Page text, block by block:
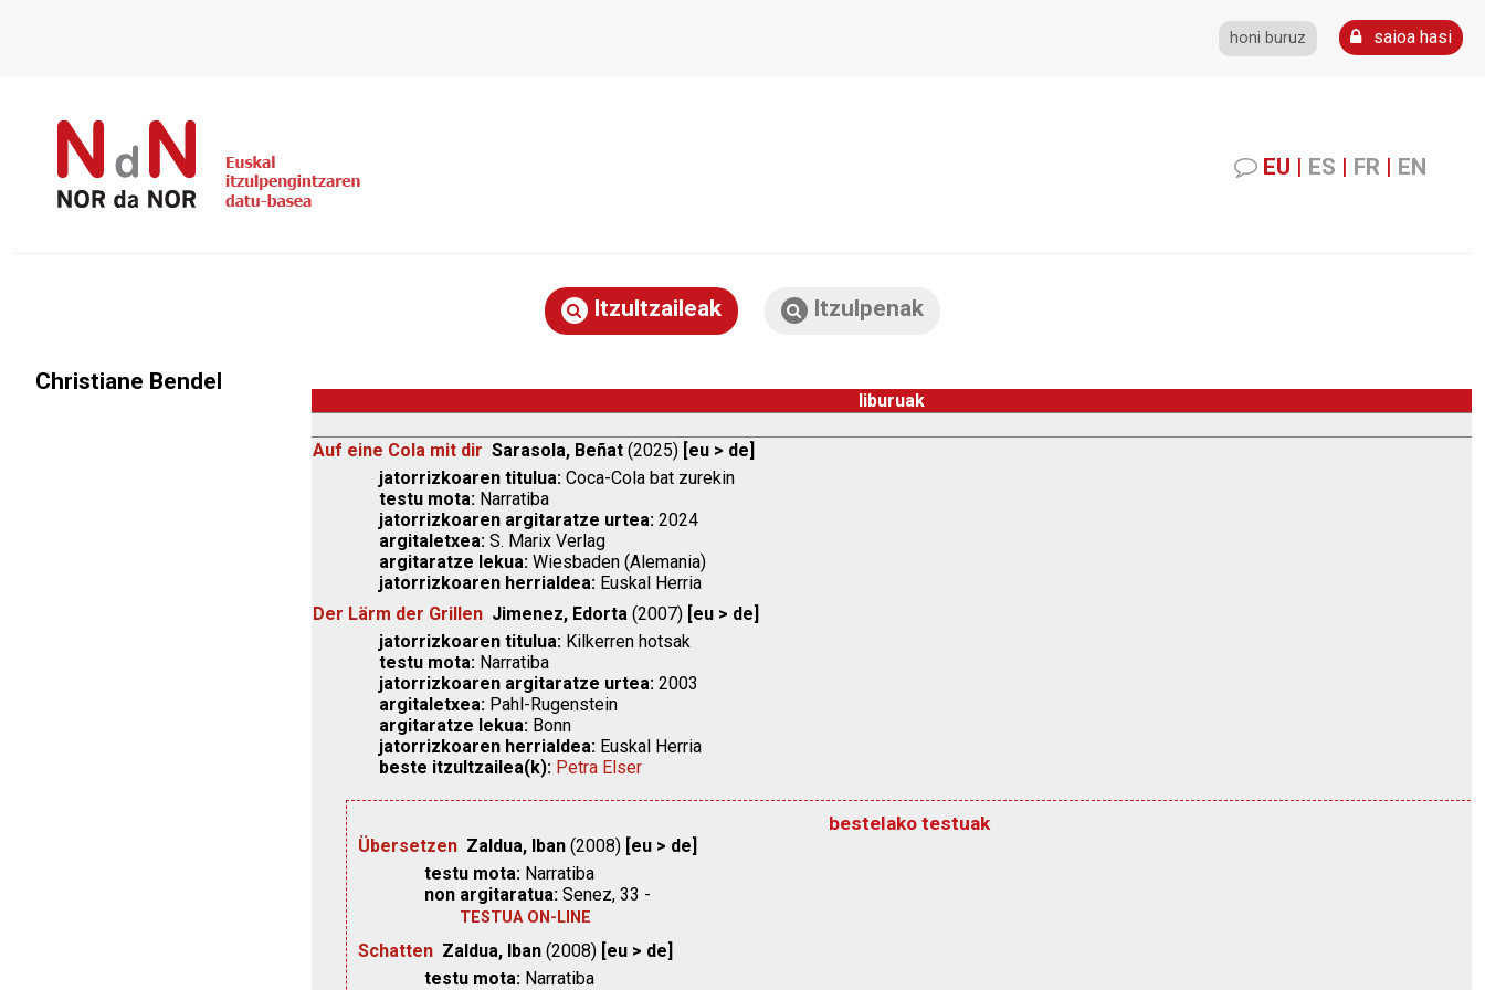
honi buruz saioa hasi
EU | ES | FR | EN
Itzultzaileak Itzulpenak
Christiane Bendel
liburuak
Auf eine Cola mit dir Sarasola, Beñat (2025) [eu > de]
jatorrizkoaren titulua: Coca-Cola bat zurekin
testu mota: Narratiba
jatorrizkoaren argitaratze urtea: 2024
argitaletxea: S. Marix Verlag
argitaratze lekua: Wiesbaden (Alemania)
jatorrizkoaren herrialdea: Euskal Herria
Der Lärm der Grillen Jimenez, Edorta (2007) [eu > de]
jatorrizkoaren titulua: Kilkerren hotsak
testu mota: Narratiba
jatorrizkoaren argitaratze urtea: 2003
argitaletxea: Pahl-Rugenstein
argitaratze lekua: Bonn
jatorrizkoaren herrialdea: Euskal Herria
beste itzultzailea(k): Petra Elser
bestelako testuak
Übersetzen Zaldua, Iban (2008) [eu > de]
testu mota: Narratiba
non argitaratua: Senez, 33 -
TESTUA ON-LINE
Schatten Zaldua, Iban (2008) [eu > de]
testu mota: Narratiba